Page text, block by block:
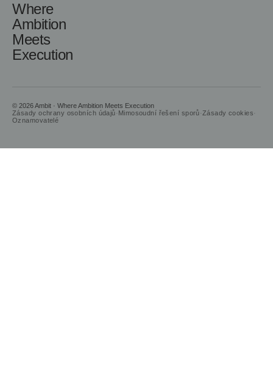
Where
Ambition
Meets
Execution
© 2026 Ambit · Where Ambition Meets Execution
Zásady ochrany osobních údajů· Mimosoudní řešení sporů· Zásady cookies·
Oznamovatelé